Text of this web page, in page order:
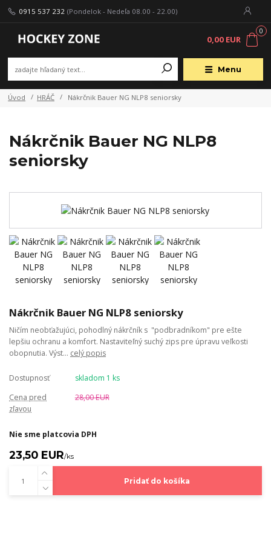
Menu
0915 537 232 (Pondelok - Nedeľa 08.00 - 22.00)
0
0,00 EUR
Úvod HRÁČ Nákrčnik Bauer NG NLP8 seniorsky
Nákrčnik Bauer NG NLP8
seniorsky
Nákrčnik Bauer NG NLP8 seniorsky
Ničím neobťažujúci, pohodlný nákrčník s "podbradníkom" pre ešte
lepšiu ochranu a komfort. Nastaviteľný suchý zips pre úpravu veľkosti
obopnutia. Výst... celý popis
Dostupnosť
skladom 1 ks
Cena pred
zľavou
28,00 EUR
Nie sme platcovia DPH
23,50 EUR/ks
Pridať do košíka